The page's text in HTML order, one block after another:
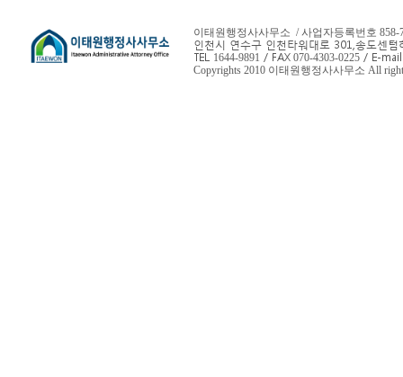
이태원행정사사무소 / 사업자등록번호 858-
인천시 연수구 인천타워대로 301,송도센텀
TEL 1644-9891 / FAX 070-4303-0225 / E-
Copyrights 2010 이태원행정사사무소 All